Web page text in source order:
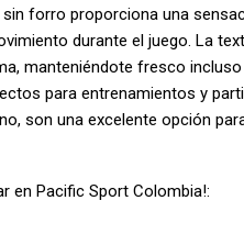
forro proporciona una
durante el juego. La
manteniéndote fresco
para entrenamientos y
son una excelente opción
en Pacific Sport Colombia!: